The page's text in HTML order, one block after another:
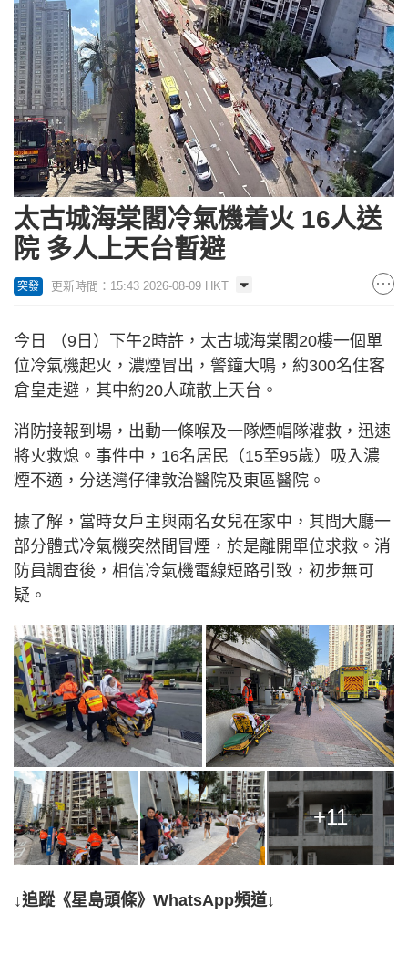
太古城海棠閣冷氣機着火 16人送
院 多人上天台暫避
突發 更新時間：15:43 2026-08-09 HKT
今日 （9日）下午2時許，太古城海棠閣20樓一個單
位冷氣機起火，濃煙冒出，警鐘大鳴，約300名住客
倉皇走避，其中約20人疏散上天台。
消防接報到場，出動一條喉及一隊煙帽隊灌救，迅速
將火救熄。事件中，16名居民（15至95歲）吸入濃
煙不適，分送灣仔律敦治醫院及東區醫院。
據了解，當時女戶主與兩名女兒在家中，其間大廳一
部分體式冷氣機突然間冒煙，於是離開單位求救。消
防員調查後，相信冷氣機電線短路引致，初步無可
疑。
+11
↓追蹤《星島頭條》WhatsApp頻道↓